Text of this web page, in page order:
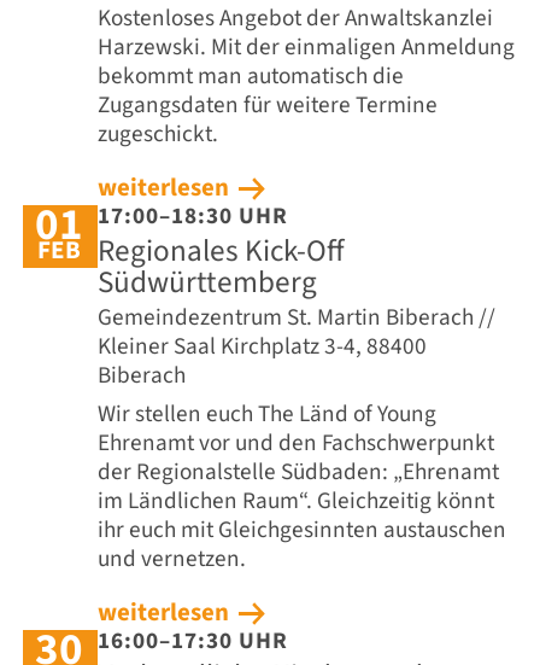
Kostenloses Angebot der Anwaltskanzlei
Harzewski. Mit der einmaligen Anmeldung
bekommt man automatisch die
Zugangsdaten für weitere Termine
zugeschickt.
weiterlesen
01
FEB
17:00–18:30 UHR
Regionales Kick-Off
Südwürttemberg
Gemeindezentrum St. Martin Biberach //
Kleiner Saal Kirchplatz 3-4, 88400
Biberach
Wir stellen euch The Länd of Young
Ehrenamt vor und den Fachschwerpunkt
der Regionalstelle Südbaden: „Ehrenamt
im Ländlichen Raum“. Gleichzeitig könnt
ihr euch mit Gleichgesinnten austauschen
und vernetzen.
weiterlesen
30 16:00–17:30 UHR